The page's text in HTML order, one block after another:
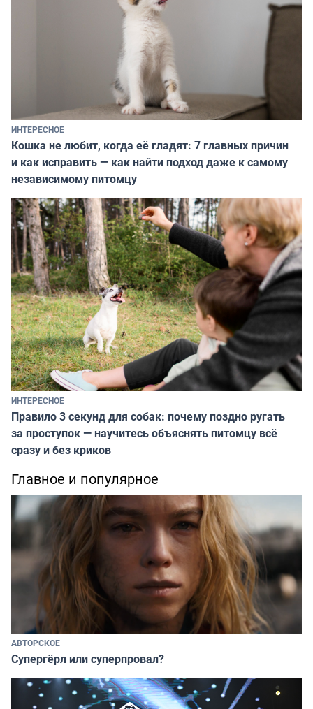
ИНТЕРЕСНОЕ
Кошка не любит, когда её гладят: 7 главных причин
и как исправить — как найти подход даже к самому
независимому питомцу
ИНТЕРЕСНОЕ
Правило 3 секунд для собак: почему поздно ругать
за проступок — научитесь объяснять питомцу всё
сразу и без криков
Главное и популярное
АВТОРСКОЕ
Супергёрл или суперпровал?